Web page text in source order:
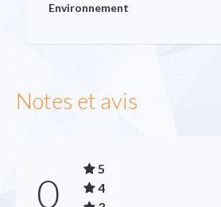
Environnement
Notes et avis
0
5
4